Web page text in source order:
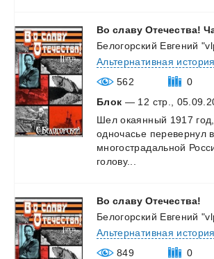
Во славу Отечества!
Белогорский Евгений
Альтернативная история
562
0
Блок — 12 стр.,
Шел окаянный 1917
одночасье перевернул в
многострадальной
голову...
Во славу Отечества!
Белогорский Евгений
Альтернативная история
849
0